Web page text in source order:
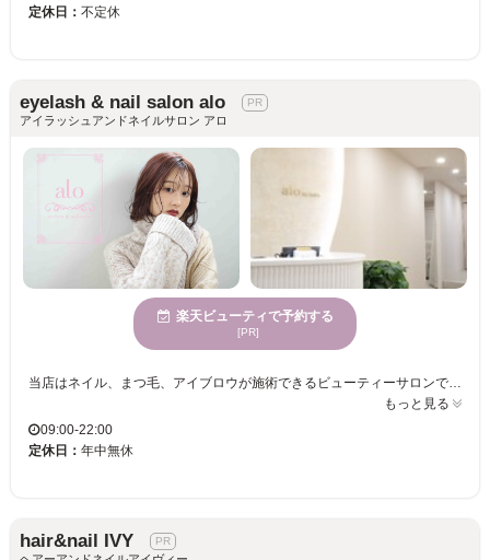
定休日： 不定休
eyelash & nail salon alo
アイラッシュアンドネイルサロン アロ
楽天ビューティで予約する
[PR]
当店はネイル、まつ毛、アイブロウが施術できるビューティーサロンです！各個室での施術となります。ゆっくりとおくつろぎ出来るサロンとなっていますのでリラックス下さい！店内はラグジュアリーな高級感のある空間となっています。日々のストレスを忘れ、至福の時間♪是非１度足を運んでみて下さい！
もっと見る
09:00-22:00
定休日： 年中無休
hair&nail IVY